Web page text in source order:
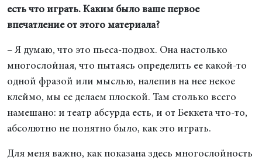
есть что играть. Каким было ваше первое
впечатление от этого материала?
– Я думаю, что это пьеса-подвох. Она настолько
многослойная, что пытаясь определить ее какой-то
одной фразой или мыслью, налепив на нее некое
клеймо, мы ее делаем плоской. Там столько всего
намешано: и театр абсурда есть, и от Беккета что-то,
абсолютно не понятно было, как это играть.
Для меня важно, как показана здесь многослойность